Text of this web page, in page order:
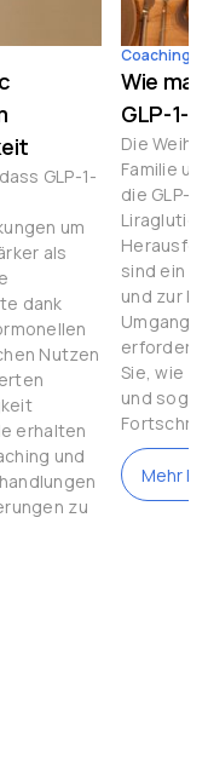
GLP-1-
um
als
dank
Nutzen
erhalten
und
zu
Coaching
Wie
GLP-1-
Die
Familie
die GLP-
sind ein
und zur
Umgang
erfordert
Sie, wie
und
Mehr